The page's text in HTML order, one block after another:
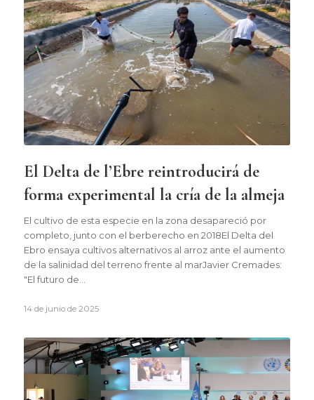
El Delta de l’Ebre reintroducirá de
forma experimental la cría de la almeja
El cultivo de esta especie en la zona desapareció por
completo, junto con el berberecho en 2018El Delta del
Ebro ensaya cultivos alternativos al arroz ante el aumento
de la salinidad del terreno frente al marJavier Cremades:
"El futuro de…
14 de junio de 2025